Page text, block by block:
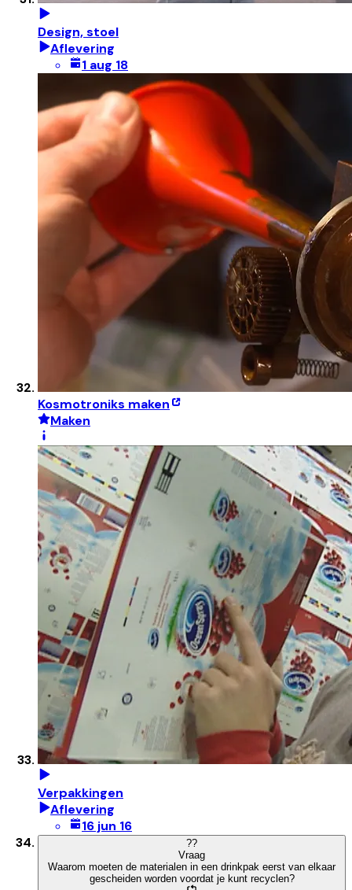
Design, stoel
Aflevering
1 aug 18
Kosmotroniks maken
Maken
Verpakkingen
Aflevering
16 jun 16
??
Vraag
Waarom moeten de materialen in een drinkpak eerst van elkaar
gescheiden worden voordat je kunt recyclen?